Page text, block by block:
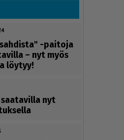
-paitoja
– nyt myös
löytyy!
saatavilla nyt